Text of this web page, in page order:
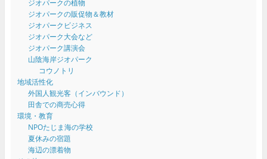
ジオパークの植物
ジオパークの販促物＆教材
ジオパークビジネス
ジオパーク大会など
ジオパーク講演会
山陰海岸ジオパーク
コウノトリ
地域活性化
外国人観光客（インバウンド）
田舎での商売心得
環境・教育
NPOたじま海の学校
夏休みの宿題
海辺の漂着物